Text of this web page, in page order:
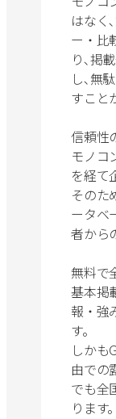
はなく
ー・比
り､掲
し､無
すこと
信頼性
モノコ
を経て
そのた
ータベ
者から
無料で
基本掲
報・強
す。
しか
由での
でも全
ります。